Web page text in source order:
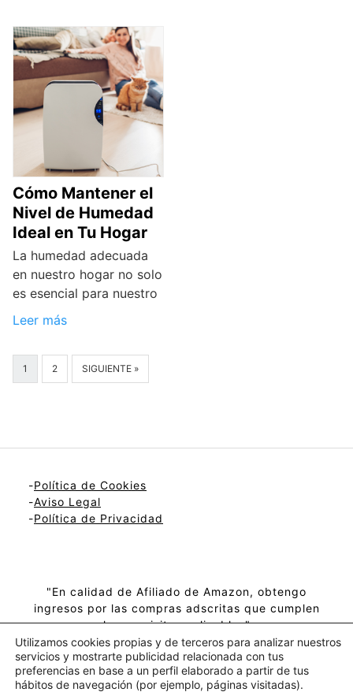
Cómo Mantener el
Nivel de Humedad
Ideal en Tu Hogar
La humedad adecuada
en nuestro hogar no solo
es esencial para nuestro
Leer más
1 2 SIGUIENTE »
-Política de Cookies
-Aviso Legal
-Política de Privacidad
"En calidad de Afiliado de Amazon, obtengo
ingresos por las compras adscritas que cumplen
los requisitos aplicables"
Utilizamos cookies propias y de terceros para analizar nuestros
servicios y mostrarte publicidad relacionada con tus
preferencias en base a un perfil elaborado a partir de tus
hábitos de navegación (por ejemplo, páginas visitadas).